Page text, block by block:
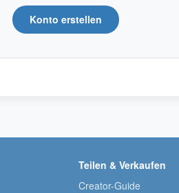
Konto erstellen
Teilen & Verkaufen
Creator-Guide